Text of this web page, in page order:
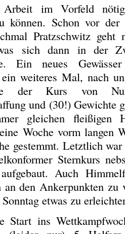
im Vorfeld
können. Schon vor der
Pratzschwitz
sich dann in der
Ein neues
weiteres Mal, nach
der Kurs von
und (30!) Gewichte
gleichen fleißigen
Woche vorm langen
gestemmt. Letztlich
Sternkurs
Auch
den Ankerpunkten zu
etwas zu
Start ins